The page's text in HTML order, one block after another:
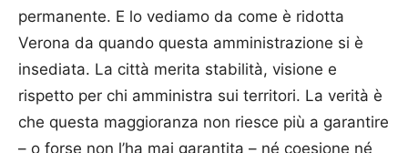
permanente. E lo vediamo da come è ridotta
Verona da quando questa amministrazione si è
insediata. La città merita stabilità, visione e
rispetto per chi amministra sui territori. La verità è
che questa maggioranza non riesce più a garantire
– o forse non l’ha mai garantita – né coesione né